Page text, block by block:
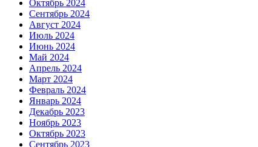
Октябрь 2024
Сентябрь 2024
Август 2024
Июль 2024
Июнь 2024
Май 2024
Апрель 2024
Март 2024
Февраль 2024
Январь 2024
Декабрь 2023
Ноябрь 2023
Октябрь 2023
Сентябрь 2023